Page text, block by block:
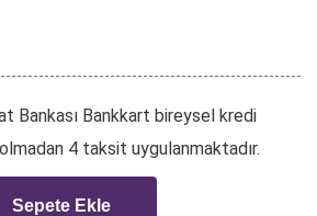
Bankası Bankkart bireysel kredi
4 taksit uygulanmaktadır.
Sepete Ekle